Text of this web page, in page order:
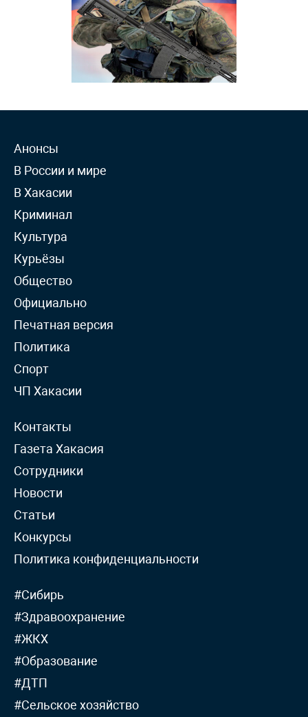
Анонсы
В России и мире
В Хакасии
Криминал
Культура
Курьёзы
Общество
Официально
Печатная версия
Политика
Спорт
ЧП Хакасии
Контакты
Газета Хакасия
Сотрудники
Новости
Статьи
Конкурсы
Политика конфиденциальности
#Сибирь
#Здравоохранение
#ЖКХ
#Образование
#ДТП
#Сельское хозяйство